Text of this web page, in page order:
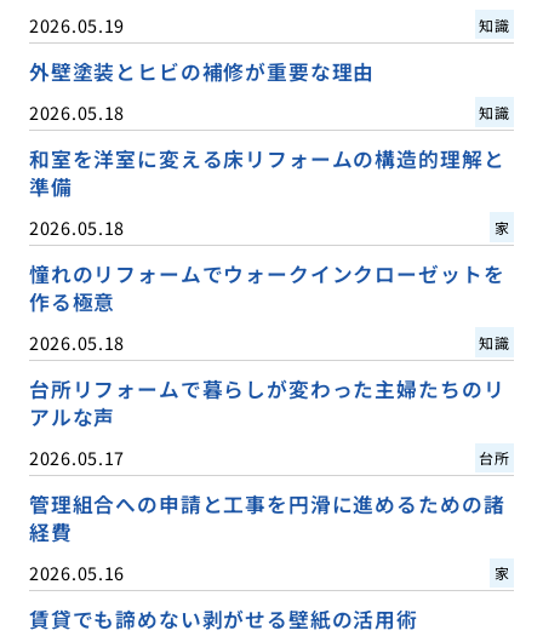
2026.05.19 知識
外壁塗装とヒビの補修が重要な理由
2026.05.18 知識
和室を洋室に変える床リフォームの構造的理解と
準備
2026.05.18 家
憧れのリフォームでウォークインクローゼットを
作る極意
2026.05.18 知識
台所リフォームで暮らしが変わった主婦たちのリ
アルな声
2026.05.17 台所
管理組合への申請と工事を円滑に進めるための諸
経費
2026.05.16 家
賃貸でも諦めない剥がせる壁紙の活用術